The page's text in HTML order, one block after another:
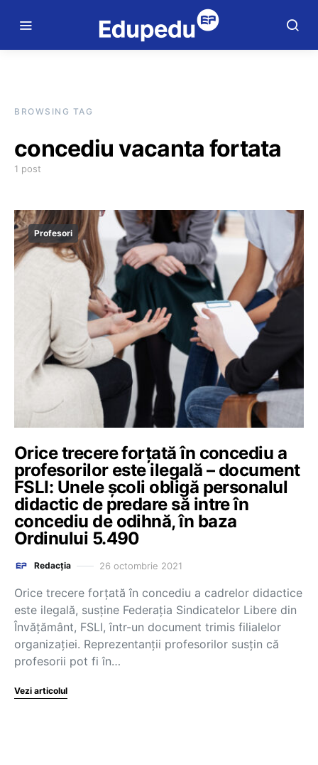
BROWSING TAG
concediu vacanta fortata
1 post
Profesori
Orice trecere forțată în concediu a
profesorilor este ilegală – document
FSLI: Unele școli obligă personalul
didactic de predare să intre în
concediu de odihnă, în baza
Ordinului 5.490
Redacția 26 octombrie 2021
Orice trecere forțată în concediu a cadrelor didactice
este ilegală, susține Federația Sindicatelor Libere din
Învățământ, FSLI, într-un document trimis filialelor
organizației. Reprezentanții profesorilor susțin că
profesorii pot fi în…
Vezi articolul